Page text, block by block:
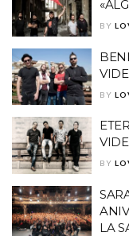
BY
BY
BY
LA